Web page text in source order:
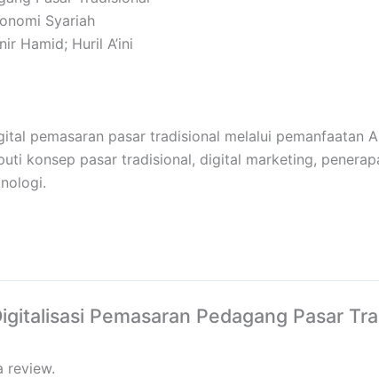
Syariah
Hamid; Huril A’ini
pemasaran pasar tradisional melalui
konsep pasar tradisional, digital marketing,
Pemasaran Pedagang Pasar